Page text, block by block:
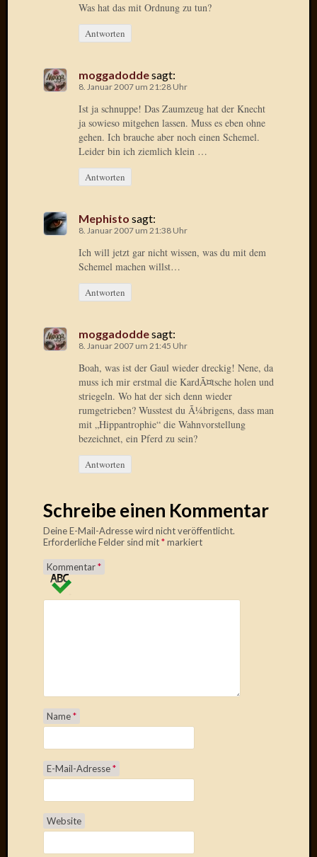
Was hat das mit Ordnung zu tun?
Antworten
moggadoddesagt:
8. Januar 2007 um 21:28 Uhr
Ist ja schnuppe! Das Zaumzeug hat der Knecht
ja sowieso mitgehen lassen. Muss es eben ohne
gehen. Ich brauche aber noch einen Schemel.
Leider bin ich ziemlich klein …
Antworten
Mephisto sagt:
8. Januar 2007 um 21:38 Uhr
Ich will jetzt gar nicht wissen, was du mit dem
Schemel machen willst…
Antworten
moggadoddesagt:
8. Januar 2007 um 21:45 Uhr
Boah, was ist der Gaul wieder dreckig! Nene, da
muss ich mir erstmal die KardÃ¤tsche holen und
striegeln. Wo hat der sich denn wieder
rumgetrieben? Wusstest du Ã¼brigens, dass man
mit „Hippantrophie“ die Wahnvorstellung
bezeichnet, ein Pferd zu sein?
Antworten
Schreibe einen Kommentar
Deine E-Mail-Adresse wird nicht veröffentlicht.
Erforderliche Felder sind mit*markiert
Kommentar*
Name*
E-Mail-Adresse*
Website